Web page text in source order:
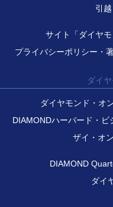
引
サイト「ダイヤ
プライバシーポリシー・
ダイ
ダイヤモンド・オ
DIAMONDハーバード・ビ
ザイ・オ
DIAMOND
ダイ